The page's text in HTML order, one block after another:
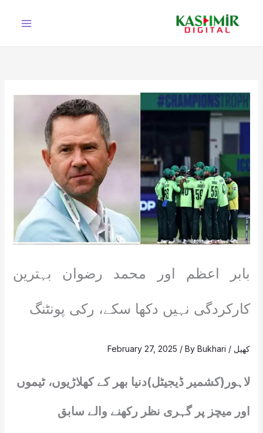
بابر اعظم اور محمد رضوان بہترین
کارکردگی نہیں دکھا سکے، رکی پونٹنگ
کھیل /
February 27, 2025 / ByBukhari
لاہور(کشمیر ڈیجیٹل)دنیا بھر کے کھلاڑیوں، ٹیموں
اور میچز پر گہری نظر رکھنے والے سابق